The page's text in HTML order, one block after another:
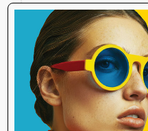
Merve Optik, Tom
Alaçatı’da Yaz
Yaptı
Optik
Mercek Altında!
Geleceğini
Yönetmelik
Açıklama! Yeni